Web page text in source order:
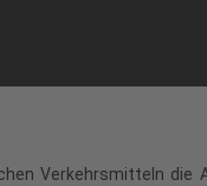
Verkehrsmitteln